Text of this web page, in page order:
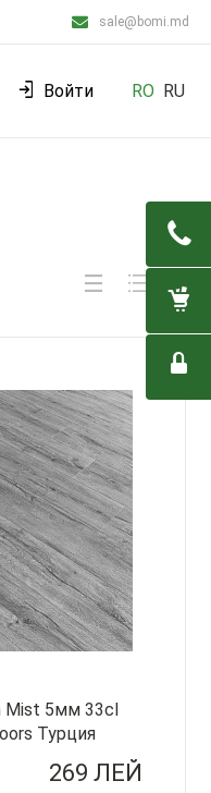
sale@bomi.md
Войти RO RU
Mist 5мм 33cl
Турция
269 ЛЕЙ